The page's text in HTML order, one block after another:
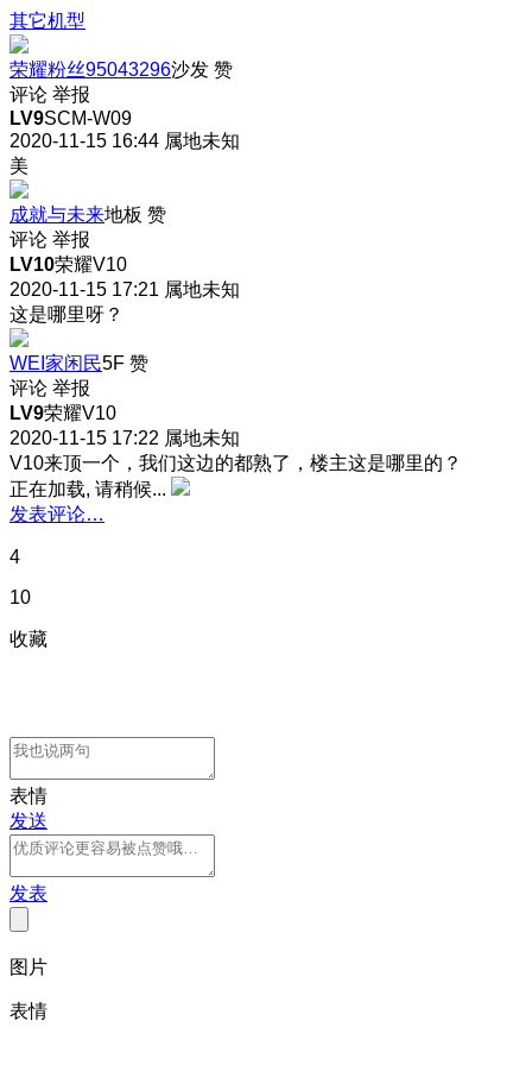
其它机型
荣耀粉丝95043296沙发 赞
评论 举报
LV9SCM-W09
2020-11-15 16:44 属地未知
美
成就与未来地板 赞
评论 举报
LV10荣耀V10
2020-11-15 17:21 属地未知
这是哪里呀？
WEI家闲民5F 赞
评论 举报
LV9荣耀V10
2020-11-15 17:22 属地未知
V10来顶一个，我们这边的都熟了，楼主这是哪里的？
正在加载, 请稍候...
发表评论…
4
10
收藏
表情
发送
发表
图片
表情